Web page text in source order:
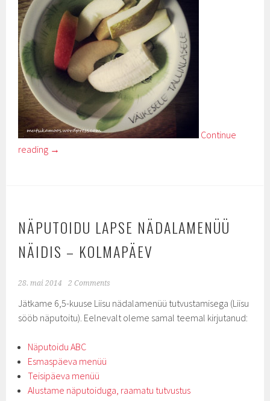
Continue
reading →
NÄPUTOIDU LAPSE NÄDALAMENÜÜ
NÄIDIS – KOLMAPÄEV
28. mai 2014 2 Comments
Jätkame 6,5-kuuse Liisu nädalamenüü tutvustamisega (Liisu
sööb näputoitu). Eelnevalt oleme samal teemal kirjutanud:
Näputoidu ABC
Esmaspäeva menüü
Teisipäeva menüü
Alustame näputoiduga, raamatu tutvustus